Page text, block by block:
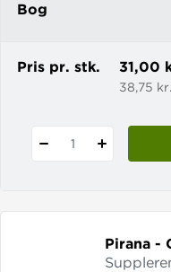
Bog
Pris pr. stk. 31,00
38,75
1
Pirana -